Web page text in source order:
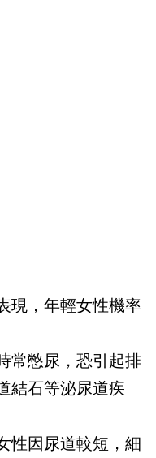
現，年輕女性機率
常憋尿，恐引起排
結石等泌尿道疾
性因尿道較短，細